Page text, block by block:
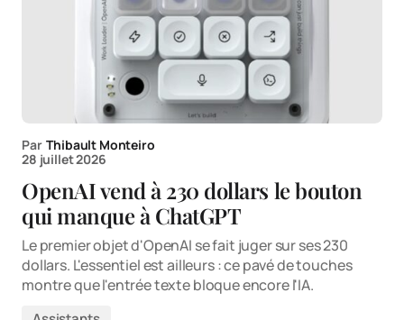
Par Thibault Monteiro
28 juillet 2026
OpenAI vend à 230 dollars le bouton
qui manque à ChatGPT
Le premier objet d'OpenAI se fait juger sur ses 230
dollars. L'essentiel est ailleurs : ce pavé de touches
montre que l'entrée texte bloque encore l'IA.